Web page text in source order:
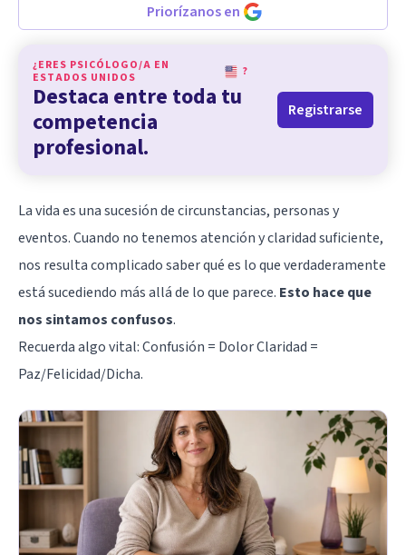
Priorízanos en
¿ERES PSICÓLOGO/A EN
ESTADOS UNIDOS
?
Destaca entre toda tu
competencia
profesional.
Registrarse
La vida es una sucesión de circunstancias, personas y
eventos. Cuando no tenemos atención y claridad suficiente,
nos resulta complicado saber qué es lo que verdaderamente
está sucediendo más allá de lo que parece. Esto hace que
nos sintamos confusos.
Recuerda algo vital: Confusión = Dolor Claridad =
Paz/Felicidad/Dicha.